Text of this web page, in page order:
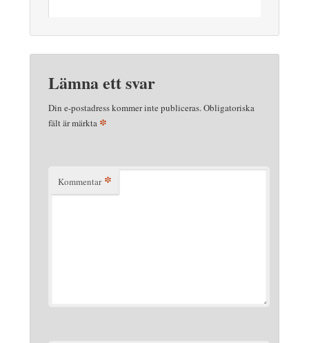
Lämna ett svar
Din e-postadress kommer inte publiceras.Obligatoriska
fält är märkta *
Kommentar *